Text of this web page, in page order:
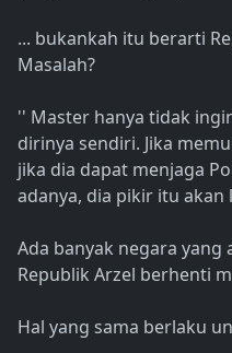
... bukankah itu berarti
Masalah?
'' Master hanya tidak
dirinya sendiri. Jika
jika dia dapat menjaga
adanya, dia pikir itu akan
Ada banyak negara yang
Republik Arzel berhenti
Hal yang sama berlaku